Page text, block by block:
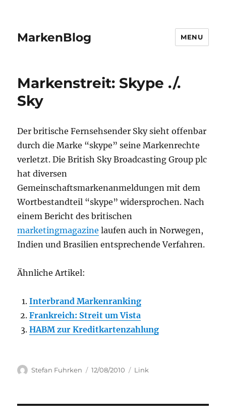
MarkenBlog MENU
Markenstreit: Skype ./.
Sky
Der britische Fernsehsender Sky sieht offenbar
durch die Marke “skype” seine Markenrechte
verletzt. Die British Sky Broadcasting Group plc
hat diversen
Gemeinschaftsmarkenanmeldungen mit dem
Wortbestandteil “skype” widersprochen. Nach
einem Bericht des britischen
marketingmagazine laufen auch in Norwegen,
Indien und Brasilien entsprechende Verfahren.
Ähnliche Artikel:
Interbrand Markenranking
Frankreich: Streit um Vista
HABM zur Kreditkartenzahlung
Author
Stefan Fuhrken
Posted
12/08/2010 Categories
Link